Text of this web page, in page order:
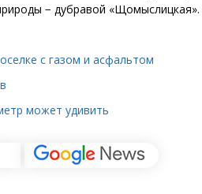
− дубравой «Щомыслицкая».
с газом и асфальтом
может удивить